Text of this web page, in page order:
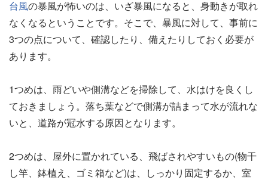
台風の暴風が怖いのは、いざ暴風になると、身動きが取れ
なくなるということです。そこで、暴風に対して、事前に
3つの点について、確認したり、備えたりしておく必要が
あります。
1つめは、雨どいや側溝などを掃除して、水はけを良くし
ておきましょう。落ち葉などで側溝が詰まって水が流れな
いと、道路が冠水する原因となります。
2つめは、屋外に置かれている、飛ばされやすいもの(物干
し竿、鉢植え、ゴミ箱など)は、しっかり固定するか、室